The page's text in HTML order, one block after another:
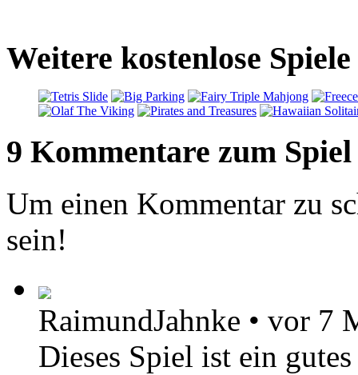
Weitere kostenlose
9 Kommentare zum Spiel
Um einen Kommentar zu
sein!
RaimundJahnke • vor 7
Dieses Spiel ist ein